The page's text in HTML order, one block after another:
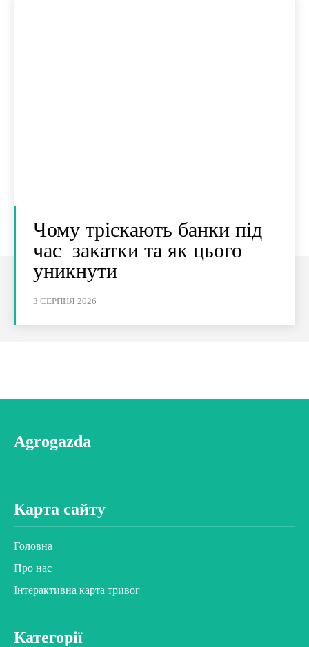
Чому тріскають банки під
час закатки та як цього
уникнути
3 СЕРПНЯ 2026
Agrogazda
Карта сайту
Головна
Про нас
Інтерактивна карта тривог
Категорії